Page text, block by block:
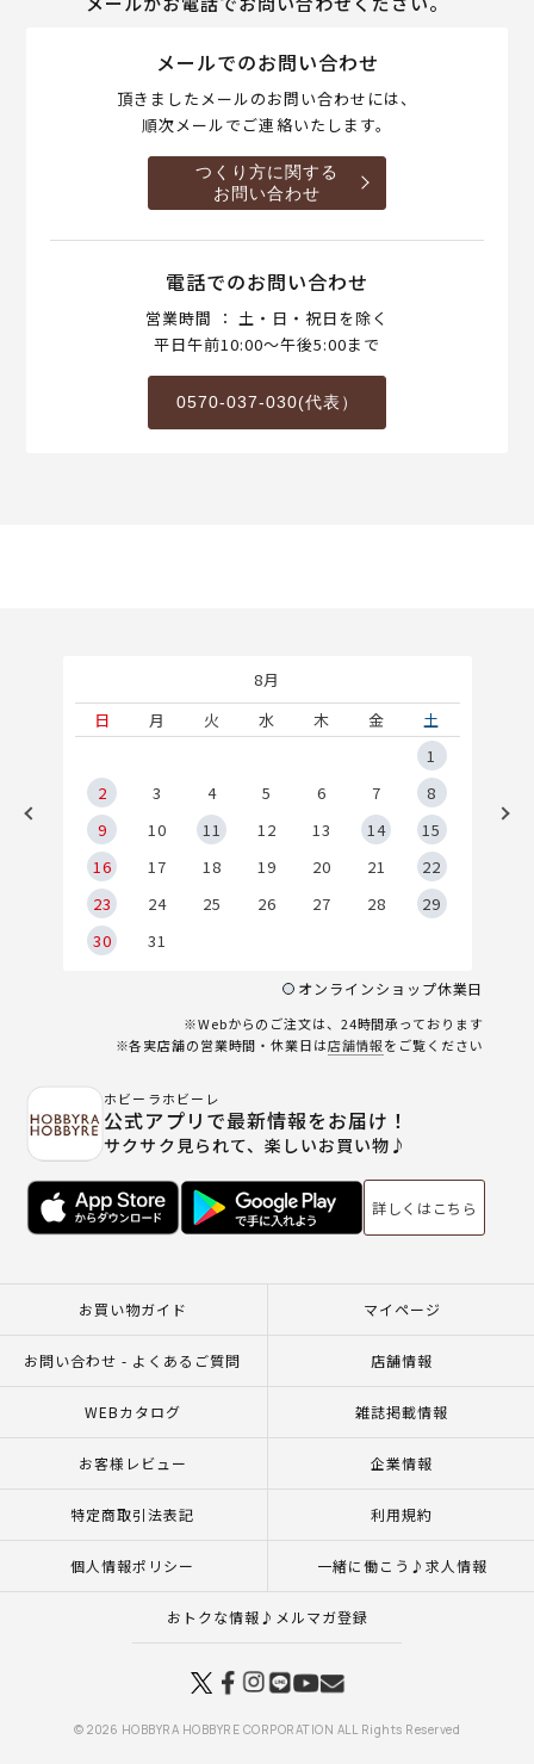
メールでのお問い合わせ
頂きましたメールのお問い合わせには、
順次メールでご連絡いたします。
つくり方に関する
お問い合わせ
電話でのお問い合わせ
営業時間 ： 土・日・祝日を除く
平日午前10:00～午後5:00まで
0570-037-030(代表）
8月
日
月 火 水 木 金
土
1
2
3 4 5 6 7
8
9
10 11 12 13 14
15
16
17 18 19 20 21
22
23
24 25 26 27 28
29
30
31
オンラインショップ休業日
※Webからのご注文は、24時間承っております
※各実店舗の営業時間・休業日は店舗情報をご覧ください
ホビーラホビーレ
公式アプリで最新情報をお届け！
サクサク見られて、楽しいお買い物♪
詳しくはこちら
お買い物ガイド マイページ
お問い合わせ - よくあるご質問 店舗情報
WEBカタログ 雑誌掲載情報
お客様レビュー 企業情報
特定商取引法表記 利用規約
個人情報ポリシー 一緒に働こう♪求人情報
おトクな情報♪メルマガ登録
© 2026 HOBBYRA HOBBYRE CORPORATION ALL Rights Reserved